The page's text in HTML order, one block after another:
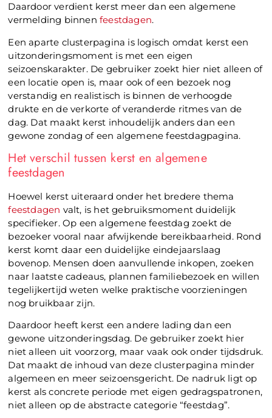
Daardoor verdient kerst meer dan een algemene
vermelding binnenfeestdagen.
Een aparte clusterpagina is logisch omdat kerst een
uitzonderingsmoment is met een eigen
seizoenskarakter. De gebruiker zoekt hier niet alleen of
een locatie open is, maar ook of een bezoek nog
verstandig en realistisch is binnen de verhoogde
drukte en de verkorte of veranderde ritmes van de
dag. Dat maakt kerst inhoudelijk anders dan een
gewone zondag of een algemene feestdagpagina.
Het verschil tussen kerst en algemene
feestdagen
Hoewel kerst uiteraard onder het bredere thema
feestdagen valt, is het gebruiksmoment duidelijk
specifieker. Op een algemene feestdag zoekt de
bezoeker vooral naar afwijkende bereikbaarheid. Rond
kerst komt daar een duidelijke eindejaarslaag
bovenop. Mensen doen aanvullende inkopen, zoeken
naar laatste cadeaus, plannen familiebezoek en willen
tegelijkertijd weten welke praktische voorzieningen
nog bruikbaar zijn.
Daardoor heeft kerst een andere lading dan een
gewone uitzonderingsdag. De gebruiker zoekt hier
niet alleen uit voorzorg, maar vaak ook onder tijdsdruk.
Dat maakt de inhoud van deze clusterpagina minder
algemeen en meer seizoensgericht. De nadruk ligt op
kerst als concrete periode met eigen gedragspatronen,
niet alleen op de abstracte categorie “feestdag”.